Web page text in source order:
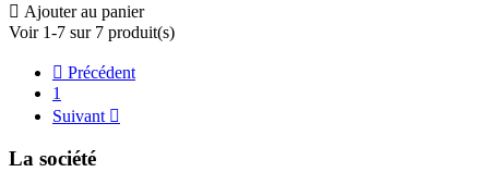
 Ajouter au panier
Voir 1-7 sur 7 produit(s)
 Précédent
1
Suivant 
La société